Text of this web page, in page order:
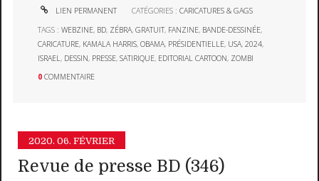
LIEN PERMANENT CATÉGORIES :CARICATURES & GAGS
TAGS :WEBZINE, BD, ZÉBRA,GRATUIT, FANZINE, BANDE-DESSINÉE,
CARICATURE, KAMALA HARRIS,OBAMA, PRÉSIDENTIELLE, USA,2024,
ISRAEL , DESSIN, PRESSE,SATIRIQUE, EDITORIAL CARTOON, ZOMBI
0 COMMENTAIRE
2020. 06. FÉVRIER
Revue de presse BD (346)